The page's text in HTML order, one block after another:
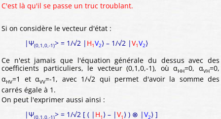
C'est là qu'il se passe un truc troublant.
Si on considère le vecteur d'état :
|Ψ(0,1,0,-1)> = 1/√2 | H1V2⟩ – 1/√2 |V1V2⟩
Ce n'est jamais que l'équation générale du dessus avec des
coefficients particuliers, le vecteur (0,1,0,-1), où αHH=0, αVH=0,
αHV=1 et αVV=-1, avec 1/√2 qui permet d'avoir la somme des
carrés égale à 1.
On peut l'exprimer aussi ainsi :
|Ψ(0,1,0,-1)> = 1/√2 [ ( | H1 ⟩ – |V1 ⟩ ) ⊗ |V2⟩ ]